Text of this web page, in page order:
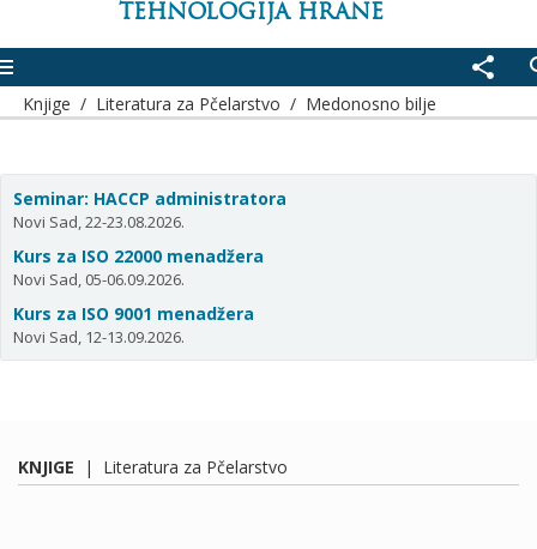
TEHNOLOGIJA HRANE
share
Knjige / Literatura za Pčelarstvo / Medonosno bilje
Seminar: HACCP administratora
Novi Sad, 22-23.08.2026.
Kurs za ISO 22000 menadžera
Novi Sad, 05-06.09.2026.
Kurs za ISO 9001 menadžera
Novi Sad, 12-13.09.2026.
KNJIGE | Literatura za Pčelarstvo